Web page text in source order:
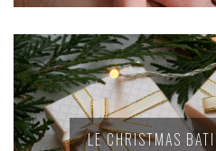
LE CHRISTMAS